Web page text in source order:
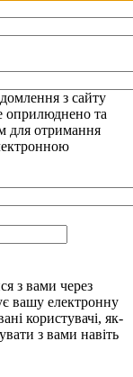
з сайту
оприлюднено та
для отримання
з вами через
вашу електронну
користувачі, як-
з вами навіть